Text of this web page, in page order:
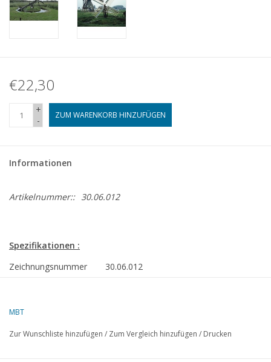
€22,30
+
-
ZUM WARENKORB HINZUFÜGEN
Informationen
Artikelnummer:: 30.06.012
Spezifikationen :
Zeichnungsnummer
30.06.012
Beschreibung
Qualität
MBT
Zur Wunschliste hinzufügen / Zum Vergleich hinzufügen / Drucken